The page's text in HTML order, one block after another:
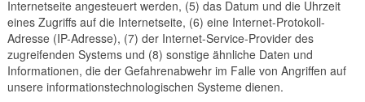
Internetseite angesteuert werden, (5) das Datum und die Uhrzeit
eines Zugriffs auf die Internetseite, (6) eine Internet-Protokoll-
Adresse (IP-Adresse), (7) der Internet-Service-Provider des
zugreifenden Systems und (8) sonstige ähnliche Daten und
Informationen, die der Gefahrenabwehr im Falle von Angriffen auf
unsere informationstechnologischen Systeme dienen.